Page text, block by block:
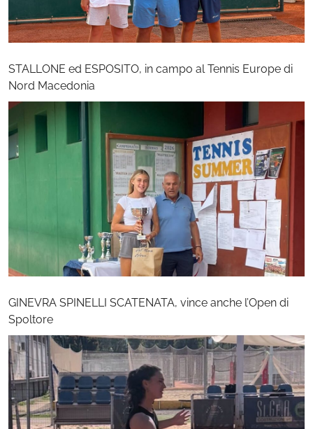
STALLONE ed ESPOSITO, in campo al Tennis Europe di
Nord Macedonia
GINEVRA SPINELLI SCATENATA, vince anche l’Open di
Spoltore